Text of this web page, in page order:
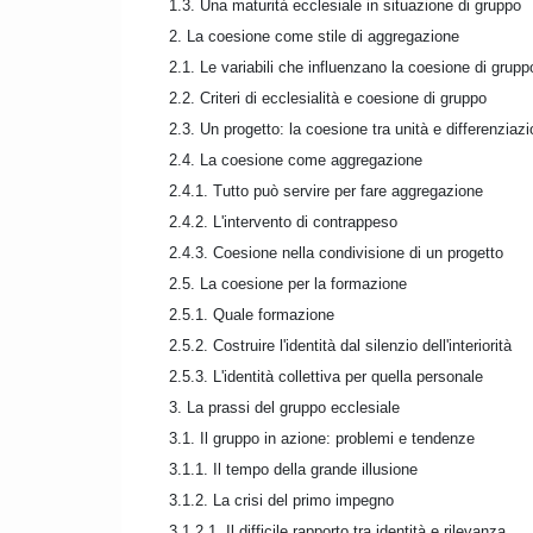
1.3. Una maturità ecclesiale in situazione di gruppo
2. La coesione come stile di aggregazione
2.1. Le variabili che influenzano la coesione di
2.2. Criteri di ecclesialità e coesione di gruppo
2.3. Un progetto: la coesione tra unità e
2.4. La coesione come aggregazione
2.4.1. Tutto può servire per fare aggregazione
2.4.2. L'intervento di contrappeso
2.4.3. Coesione nella condivisione di un progetto
2.5. La coesione per la formazione
2.5.1. Quale formazione
2.5.2. Costruire l'identità dal silenzio dell'interiorità
2.5.3. L'identità collettiva per quella personale
3. La prassi del gruppo ecclesiale
3.1. Il gruppo in azione: problemi e tendenze
3.1.1. Il tempo della grande illusione
3.1.2. La crisi del primo impegno